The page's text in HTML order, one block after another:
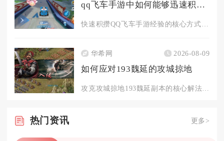
qq飞车手游中如何能够迅速积累更多的经验
华希网 2026-08-09
如何应对193魏延的攻城掠地
热门 资讯 更多>